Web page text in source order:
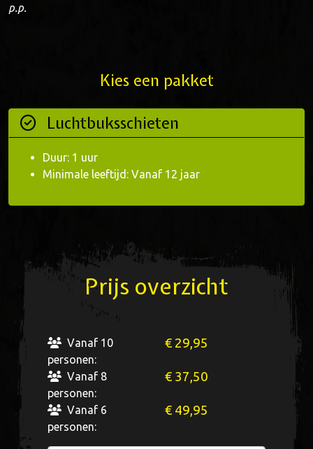
p.p.
Kies een pakket
Luchtbuksschieten
Duur: 1 uur
Minimale leeftijd: Vanaf 12 jaar
Prijs overzicht
Vanaf 10
personen:
€ 29,95
Vanaf 8
personen:
€ 37,50
Vanaf 6
personen:
€ 49,95